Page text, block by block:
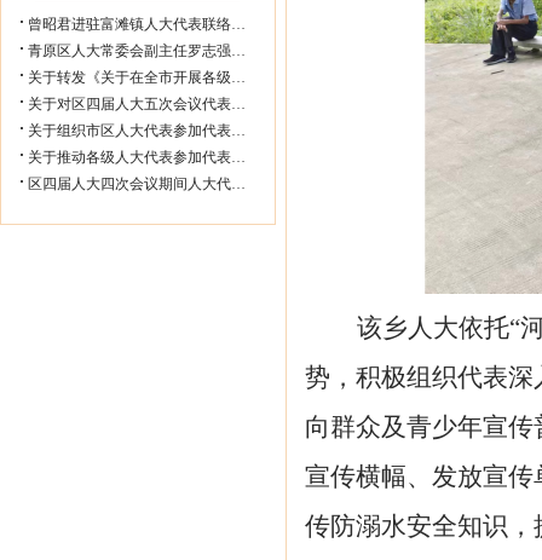
曾昭君进驻富滩镇人大代表联络工作站...
青原区人大常委会副主任罗志强带队赴...
关于转发《关于在全市开展各级人大代...
关于对区四届人大五次会议代表所提部...
关于组织市区人大代表参加代表联络工...
关于推动各级人大代表参加代表联络工...
区四届人大四次会议期间人大代表审议...
该乡人大依托“
势，积极组织代表
向群众及青少年宣
宣传横幅、发放宣
传防溺水安全知识